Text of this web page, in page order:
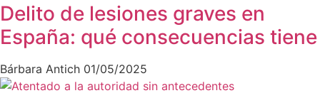
Delito de lesiones graves en
España: qué consecuencias tiene
Bárbara Antich 01/05/2025